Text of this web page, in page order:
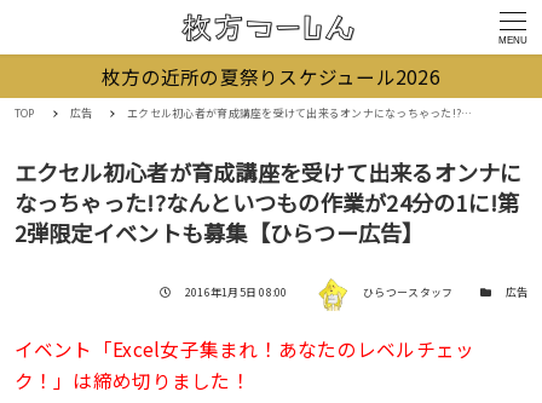
MENU
枚方の近所の夏祭りスケジュール2026
TOP 広告 エクセル初心者が育成講座を受けて出来るオンナになっちゃった!?なんといつもの作業が24分の1に!第2弾限定イベントも募集【ひらつー広告】
エクセル初心者が育成講座を受けて出来るオンナに
なっちゃった!?なんといつもの作業が24分の1に!第
2弾限定イベントも募集【ひらつー広告】
投稿日
2016年1月5日 08:00 著者 ひらつースタッフ カテゴリー
広告
イベント「Excel女子集まれ！あなたのレベルチェッ
ク！」は締め切りました！